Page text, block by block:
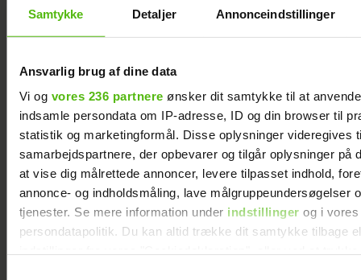
Samtykke Detaljer Annonceindstillinger
Ansvarlig brug af dine data
Vi og vores 236 partnere ønsker dit samtykke til at
indsamle persondata om IP-adresse, ID og din browser til
statistik og marketingformål. Disse oplysninger videregives
samarbejdspartnere, der opbevarer og tilgår oplysninger på
at vise dig målrettede annoncer, levere tilpasset indhold,
annonce- og indholdsmåling, lave målgruppeundersøgelser
tjenester. Se mere information under indstillinger og i vores
persondatapolitik. Du kan altid trække dit samtykke tilbage
Alexanndra Christensen afslører
familieforøgelse